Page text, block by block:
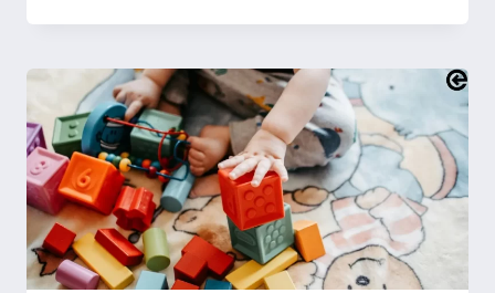
PSC-
FÜR
KINDERPRODUKTE:
LEITFADEN
ZUR
EINHALTUNG
DER
VORSCHRIFTEN
FÜR
SPIELZEUG-
UND